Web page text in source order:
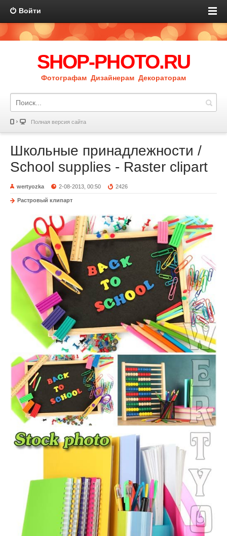
Войти
SHOP-PHOTO.RU
Фотографам Дизайнерам Декораторам
Полная версия сайта
Школьные принадлежности /
School supplies - Raster clipart
wertyozka 2-08-2013, 00:50 2426
Растровый клипарт